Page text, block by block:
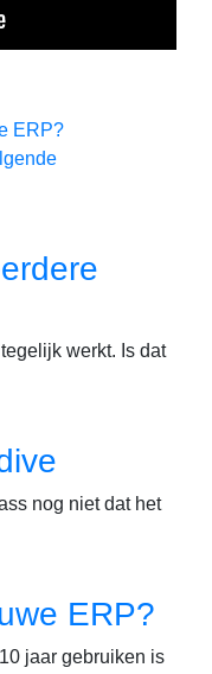
ERP?
werkt. Is dat
nog niet dat het
ERP?
jaar gebruiken is